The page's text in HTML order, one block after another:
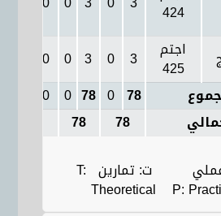
424
0 0 3 0 3 اجتم
425
0 0 78 0 78
78 78
ن: نظري ع: عملي ت: تمارين T:
Theoretical P: